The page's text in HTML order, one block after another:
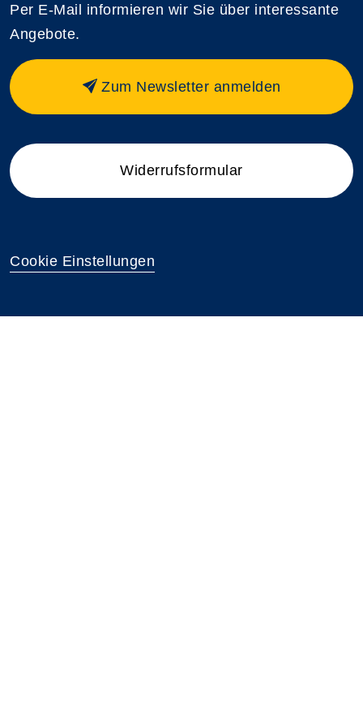
Per E-Mail informieren wir Sie über interessante
Angebote.
Zum Newsletter anmelden
Widerrufsformular
Cookie Einstellungen